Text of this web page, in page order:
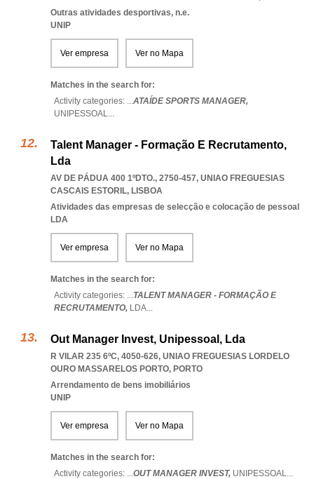
Outras atividades desportivas, n.e.
UNIP
Ver empresa Ver no Mapa
Matches in the search for:
Activity categories: ...ATAÍDE SPORTS MANAGER,
UNIPESSOAL...
Talent Manager - Formação E Recrutamento,
Lda
AV DE PÁDUA 400 1ºDTO., 2750-457, UNIAO FREGUESIAS
CASCAIS ESTORIL, LISBOA
Atividades das empresas de selecção e colocação de pessoal
LDA
Ver empresa Ver no Mapa
Matches in the search for:
Activity categories: ...TALENT MANAGER - FORMAÇÃO E
RECRUTAMENTO, LDA...
Out Manager Invest, Unipessoal, Lda
R VILAR 235 6ºC, 4050-626, UNIAO FREGUESIAS LORDELO
OURO MASSARELOS PORTO, PORTO
Arrendamento de bens imobiliários
UNIP
Ver empresa Ver no Mapa
Matches in the search for:
Activity categories: ...OUT MANAGER INVEST, UNIPESSOAL...